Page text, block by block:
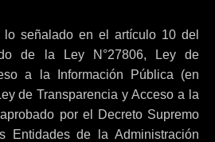
señalado en el artículo 10 del
de la Ley N°27806, Ley de
a la Información Pública (en
de Transparencia y Acceso a la
por el Decreto Supremo
Entidades de la Administración